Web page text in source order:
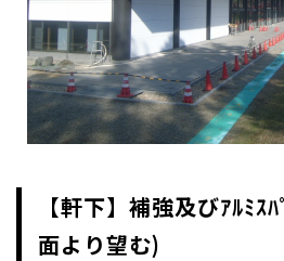
【軒下】補強及びｱﾙﾐｽ
面より望む)